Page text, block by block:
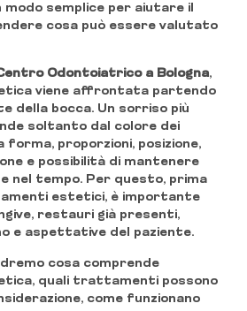
semplice per aiutare il
cosa può essere valutato
Odontoiatrico a Bologna,
viene affrontata partendo
della bocca. Un sorriso più
soltanto dal colore dei
forma, proporzioni, posizione,
e possibilità di mantenere
nel tempo. Per questo, prima
estetici, è importante
restauri già presenti,
e aspettative del paziente.
cosa comprende
quali trattamenti possono
come funzionano